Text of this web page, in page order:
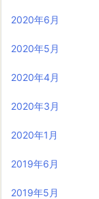
2020年6月
2020年5月
2020年4月
2020年3月
2020年1月
2019年6月
2019年5月